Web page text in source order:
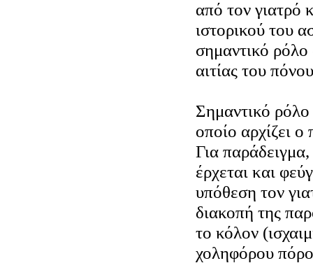
από τον γιατρό
ιστορικού του
σημαντικό ρόλο
αιτίας του
Σημαντικό ρόλο
οποίο αρχίζει ο
Για
έρχεται και
υπόθεση τον
διακοπή της
το κόλον
χοληφόρου